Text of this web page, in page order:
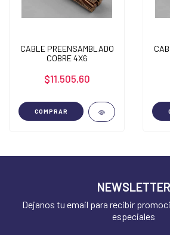
CABLE PREENSAMBLADO
COBRE 4X6
$11.505,60
COMPRAR
NEWSLETTER
Dejanos tu email para recibir
especiales